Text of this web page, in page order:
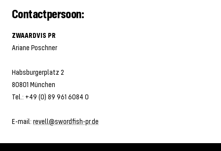
Contactpersoon:
ZWAARDVIS PR
Ariane Poschner
Habsburgerplatz 2
80801 München
Tel.: +49 (0) 89 961 6084 0
E-mail: revell@swordfish-pr.de